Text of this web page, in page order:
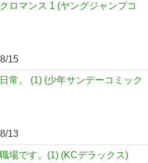
ロマンス 1 (ヤングジャンプコ
15
常。 (1) (少年サンデーコミック
13
場です。(1) (KCデラックス)